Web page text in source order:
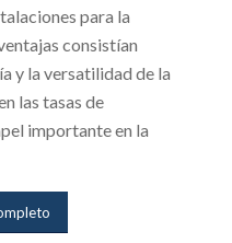
para la
consistían
y la versatilidad de la
las tasas de
importante en la